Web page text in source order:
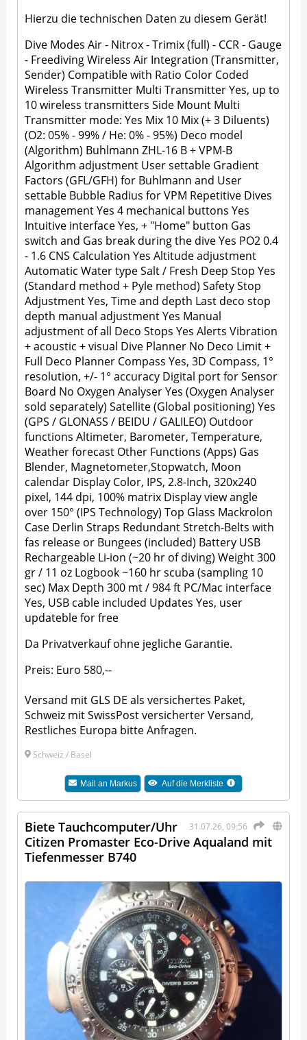
Hierzu die technischen Daten zu diesem Gerät!
Dive Modes Air - Nitrox - Trimix (full) - CCR - Gauge
- Freediving Wireless Air Integration (Transmitter,
Sender) Compatible with Ratio Color Coded
Wireless Transmitter Multi Transmitter Yes, up to
10 wireless transmitters Side Mount Multi
Transmitter mode: Yes Mix 10 Mix (+ 3 Diluents)
(O2: 05% - 99% / He: 0% - 95%) Deco model
(Algorithm) Buhlmann ZHL-16 B + VPM-B
Algorithm adjustment User settable Gradient
Factors (GFL/GFH) for Buhlmann and User
settable Bubble Radius for VPM Repetitive Dives
management Yes 4 mechanical buttons Yes
Intuitive interface Yes, + "Home" button Gas
switch and Gas break during the dive Yes PO2 0.4
- 1.6 CNS Calculation Yes Altitude adjustment
Automatic Water type Salt / Fresh Deep Stop Yes
(Standard method + Pyle method) Safety Stop
Adjustment Yes, Time and depth Last deco stop
depth manual adjustment Yes Manual
adjustment of all Deco Stops Yes Alerts Vibration
+ acoustic + visual Dive Planner No Deco Limit +
Full Deco Planner Compass Yes, 3D Compass, 1°
resolution, +/- 1° accuracy Digital port for Sensor
Board No Oxygen Analyser Yes (Oxygen Analyser
sold separately) Satellite (Global positioning) Yes
(GPS / GLONASS / BEIDU / GALILEO) Outdoor
functions Altimeter, Barometer, Temperature,
Weather forecast Other Functions (Apps) Gas
Blender, Magnetometer,Stopwatch, Moon
calendar Display Color, IPS, 2.8-Inch, 320x240
pixel, 144 dpi, 100% matrix Display view angle
over 150° (IPS Technology) Top Glass Mackrolon
Case Derlin Straps Redundant Stretch-Belts with
fas release or Bungees (included) Battery USB
Rechargeable Li-ion (~20 hr of diving) Weight 300
gr / 11 oz Logbook ~160 hr scuba (sampling 10
sec) Max Depth 300 mt / 984 ft PC/Mac interface
Yes, USB cable included Updates Yes, user
updateble for free
Da Privatverkauf ohne jegliche Garantie.
Preis: Euro 580,--
Versand mit GLS DE als versichertes Paket,
Schweiz mit SwissPost versicherter Versand,
Restliches Europa bitte Anfragen.
Schweiz / Basel
Mail an Markus Auf die Merkliste
31.07.26, 09:56
Biete Tauchcomputer/Uhr
Citizen Promaster Eco-Drive Aqualand mit
Tiefenmesser B740